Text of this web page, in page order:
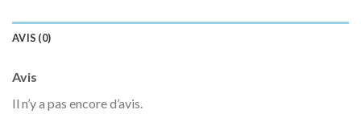
AVIS (0)
Avis
Il n’y a pas encore d’avis.